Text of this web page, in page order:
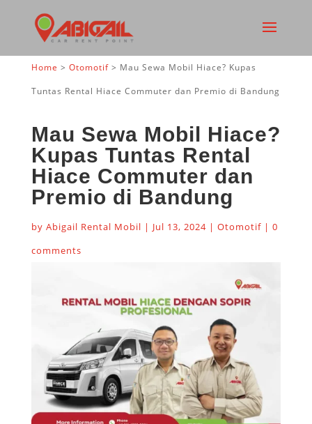
Home > Otomotif> Mau Sewa Mobil Hiace? Kupas
Tuntas Rental Hiace Commuter dan Premio di Bandung
Mau Sewa Mobil Hiace?
Kupas Tuntas Rental
Hiace Commuter dan
Premio di Bandung
by Abigail Rental Mobil | Jul 13, 2024| Otomotif| 0
comments